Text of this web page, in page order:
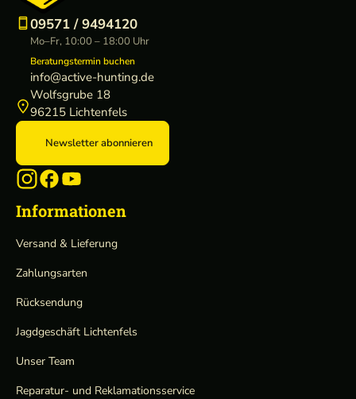
09571 / 9494120
Mo–Fr, 10:00 – 18:00 Uhr
Beratungstermin buchen
info@active-hunting.de
Wolfsgrube 18
96215 Lichtenfels
Newsletter abonnieren
Informationen
Versand & Lieferung
Zahlungsarten
Rücksendung
Jagdgeschäft Lichtenfels
Unser Team
Reparatur- und Reklamationsservice